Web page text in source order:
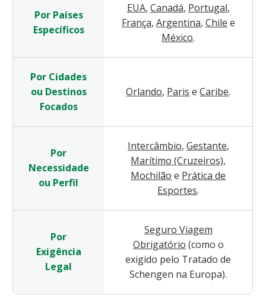
Por Países
Específicos
EUA, Canadá, Portugal,
França, Argentina, Chile e
México.
Por Cidades
ou Destinos
Focados
Orlando, Paris e Caribe.
Por
Necessidade
ou Perfil
Intercâmbio, Gestante,
Marítimo (Cruzeiros),
Mochilão e Prática de
Esportes.
Por
Exigência
Legal
Seguro Viagem
Obrigatório (como o
exigido pelo Tratado de
Schengen na Europa).